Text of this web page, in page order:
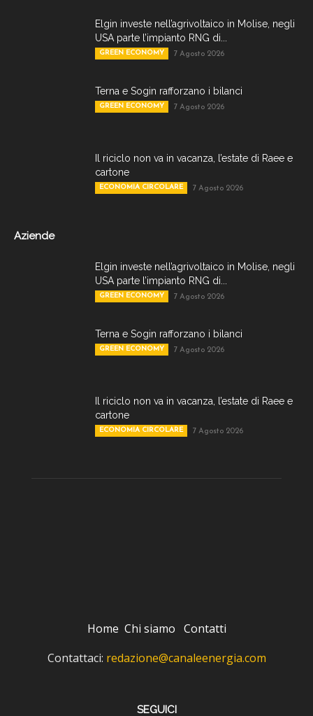
Elgin investe nell’agrivoltaico in Molise, negli
USA parte l’impianto RNG di...
GREEN ECONOMY 7 Agosto 2026
Terna e Sogin rafforzano i bilanci
GREEN ECONOMY 7 Agosto 2026
Il riciclo non va in vacanza, l’estate di Raee e
cartone
ECONOMIA CIRCOLARE 7 Agosto 2026
Aziende
Elgin investe nell’agrivoltaico in Molise, negli
USA parte l’impianto RNG di...
GREEN ECONOMY 7 Agosto 2026
Terna e Sogin rafforzano i bilanci
GREEN ECONOMY 7 Agosto 2026
Il riciclo non va in vacanza, l’estate di Raee e
cartone
ECONOMIA CIRCOLARE 7 Agosto 2026
Home Chi siamo Contatti
Contattaci: redazione@canaleenergia.com
SEGUICI